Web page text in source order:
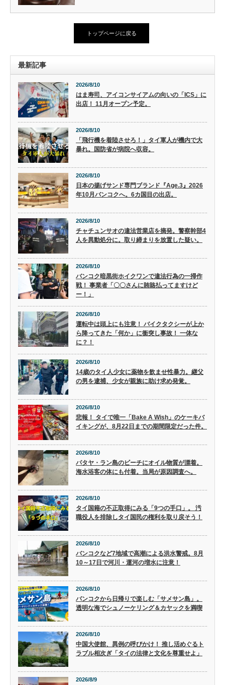
トップページに戻る
最新記事
2026/8/10
はま寿司、アイコンサイアムの向いの「ICS」に
出店！ 11月オープン予定。
2026/8/10
「飛行機を着陸させろ！」タイ軍人が機内で大
暴れ。国防省が病院へ収容。
2026/8/10
日本の揚げサンド専門ブランド『Age.3』2026
年10月バンコクへ。6カ国目の出店。
2026/8/10
チャチュンサオの違法営業店を摘発。警察幹部4
人を異動処分に。取り締まりを放置した疑い。
2026/8/10
バンコク暗黒街ホイクワンで違法行為の一掃作
戦！ 事業者「〇〇さんに賄賂払ってますけど
ー！」
2026/8/10
運転中は頭上にも注意！ バイクタクシーが上か
ら降ってきた「何か」に衝突し事故！ 一体な
に？！
2026/8/10
14歳のタイ人少女に薬物を飲ませ性暴力。継父
の男を逮捕、少女が親族に助け求め発覚。
2026/8/10
悲報！ タイで唯一「Bake A Wish」のケーキバ
イキングが、8月22日までの期間限定だった件。
2026/8/10
パタヤ・ラン島のビーチにオイル物質が漂着。
海水浴客の体にも付着。当局が原因調査へ。
2026/8/10
タイ国籍の不正取得にみる「9つの手口」。 汚
職役人を排除しタイ国民の権利を取り戻そう！
2026/8/10
バンコクなど7地域で高潮による洪水警戒。8月
10～17日で河川・運河の増水に注意！
2026/8/10
バンコクから日帰りで楽しむ「サメサン島」。
透明な海でシュノーケリング＆カヤックを満喫
2026/8/10
中国大使館、異例の呼びかけ！ 推し活めぐるト
ラブル相次ぎ「タイの法律と文化を尊重せよ」
2026/8/9